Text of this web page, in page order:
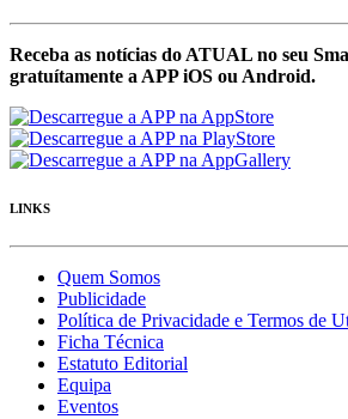
Receba as notícias do ATUAL no seu
gratuítamente a APP iOS ou Android.
LINKS
Quem Somos
Publicidade
Política de Privacidade e Termos de
Ficha Técnica
Estatuto Editorial
Equipa
Eventos